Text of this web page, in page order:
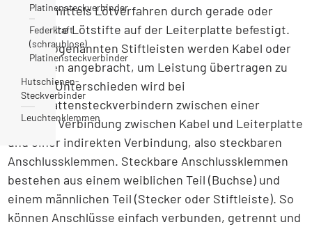
werden mittels Lötverfahren durch gerade oder
gewinkelte Lötstifte auf der Leiterplatte befestigt.
An die sogenannten Stiftleisten werden Kabel oder
Leitungen angebracht, um Leistung übertragen zu
können. Unterschieden wird bei
Leiterplattensteckverbindern zwischen einer
direkten Verbindung zwischen Kabel und Leiterplatte
und einer indirekten Verbindung, also steckbaren
Anschlussklemmen. Steckbare Anschlussklemmen
bestehen aus einem weiblichen Teil (Buchse) und
einem männlichen Teil (Stecker oder Stiftleiste). So
können Anschlüsse einfach verbunden, getrennt und
Platinensteckverbinder
Federkraft
(schraublose)
Platinensteckverbinder
Hutschienen-
Steckverbinder
Leuchtenklemmen